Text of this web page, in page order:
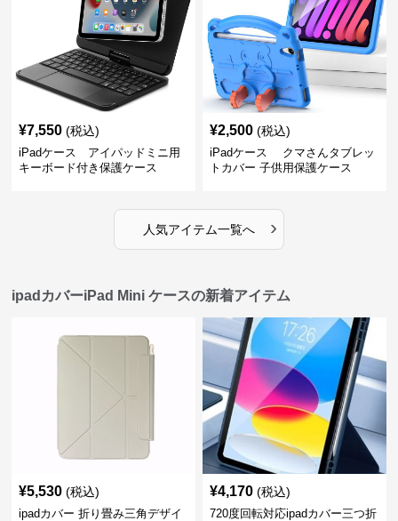
¥7,550 (税込)
iPadケース アイパッドミニ用
キーボード付き保護ケース
¥2,500 (税込)
iPadケース クマさんタブレッ
トカバー 子供用保護ケース
人気アイテム一覧へ ›
ipadカバーiPad Mini ケースの新着アイテム
¥5,530 (税込)
ipadカバー 折り畳み三角デザイ
¥4,170 (税込)
720度回転対応ipadカバー三つ折